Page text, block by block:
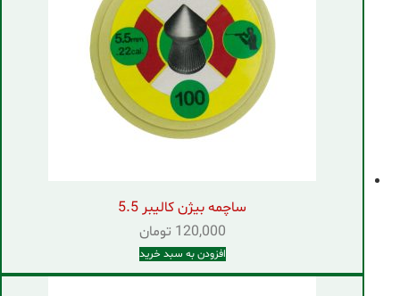
ساچمه بیژن کالیبر 5.5
120,000 تومان
افزودن به سبد خرید